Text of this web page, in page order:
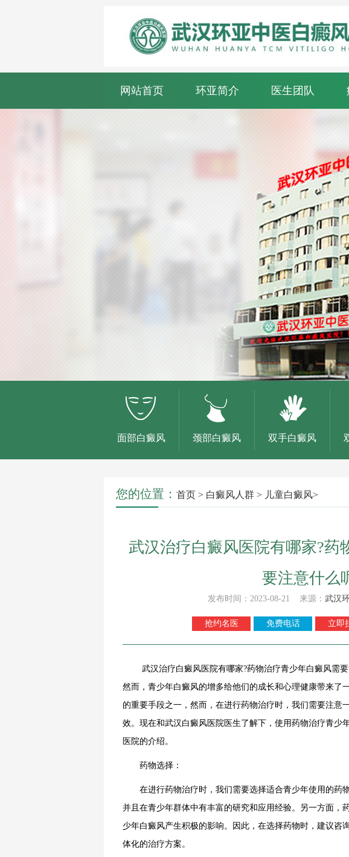
网站首页 环亚简介 医生团队
面部白癜风 颈部白癜风 双手白癜风
您的位置： 首页 > 白癜风人群 > 儿童白癜风>
武汉治疗白癜风医院有哪家?药
要注意什么
发布时间：2023-08-21 来源： 武汉
抢约名医 免费电话 立即
武汉治疗白癜风医院有哪家?药物治疗青少年白癜风需要
然而，青少年白癜风的增多给他们的成长和心理健康带来了
的重要手段之一，然而，在进行药物治疗时，我们需要注意
效。现在和武汉白癜风医院医生了解下，使用药物治疗青少
医院的介绍。
药物选择：
在进行药物治疗时，我们需要选择适合青少年使用的药物
并且在青少年群体中有丰富的研究和应用经验。另一方面，
少年白癜风产生积极的影响。因此，在选择药物时，建议咨
体化的治疗方案。